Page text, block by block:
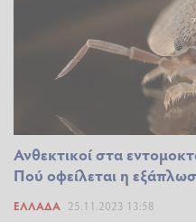
Ανθεκτικοί στα
Πού οφείλεται η
ΕΛΛΆΔΑ 25.11.2023 13:58